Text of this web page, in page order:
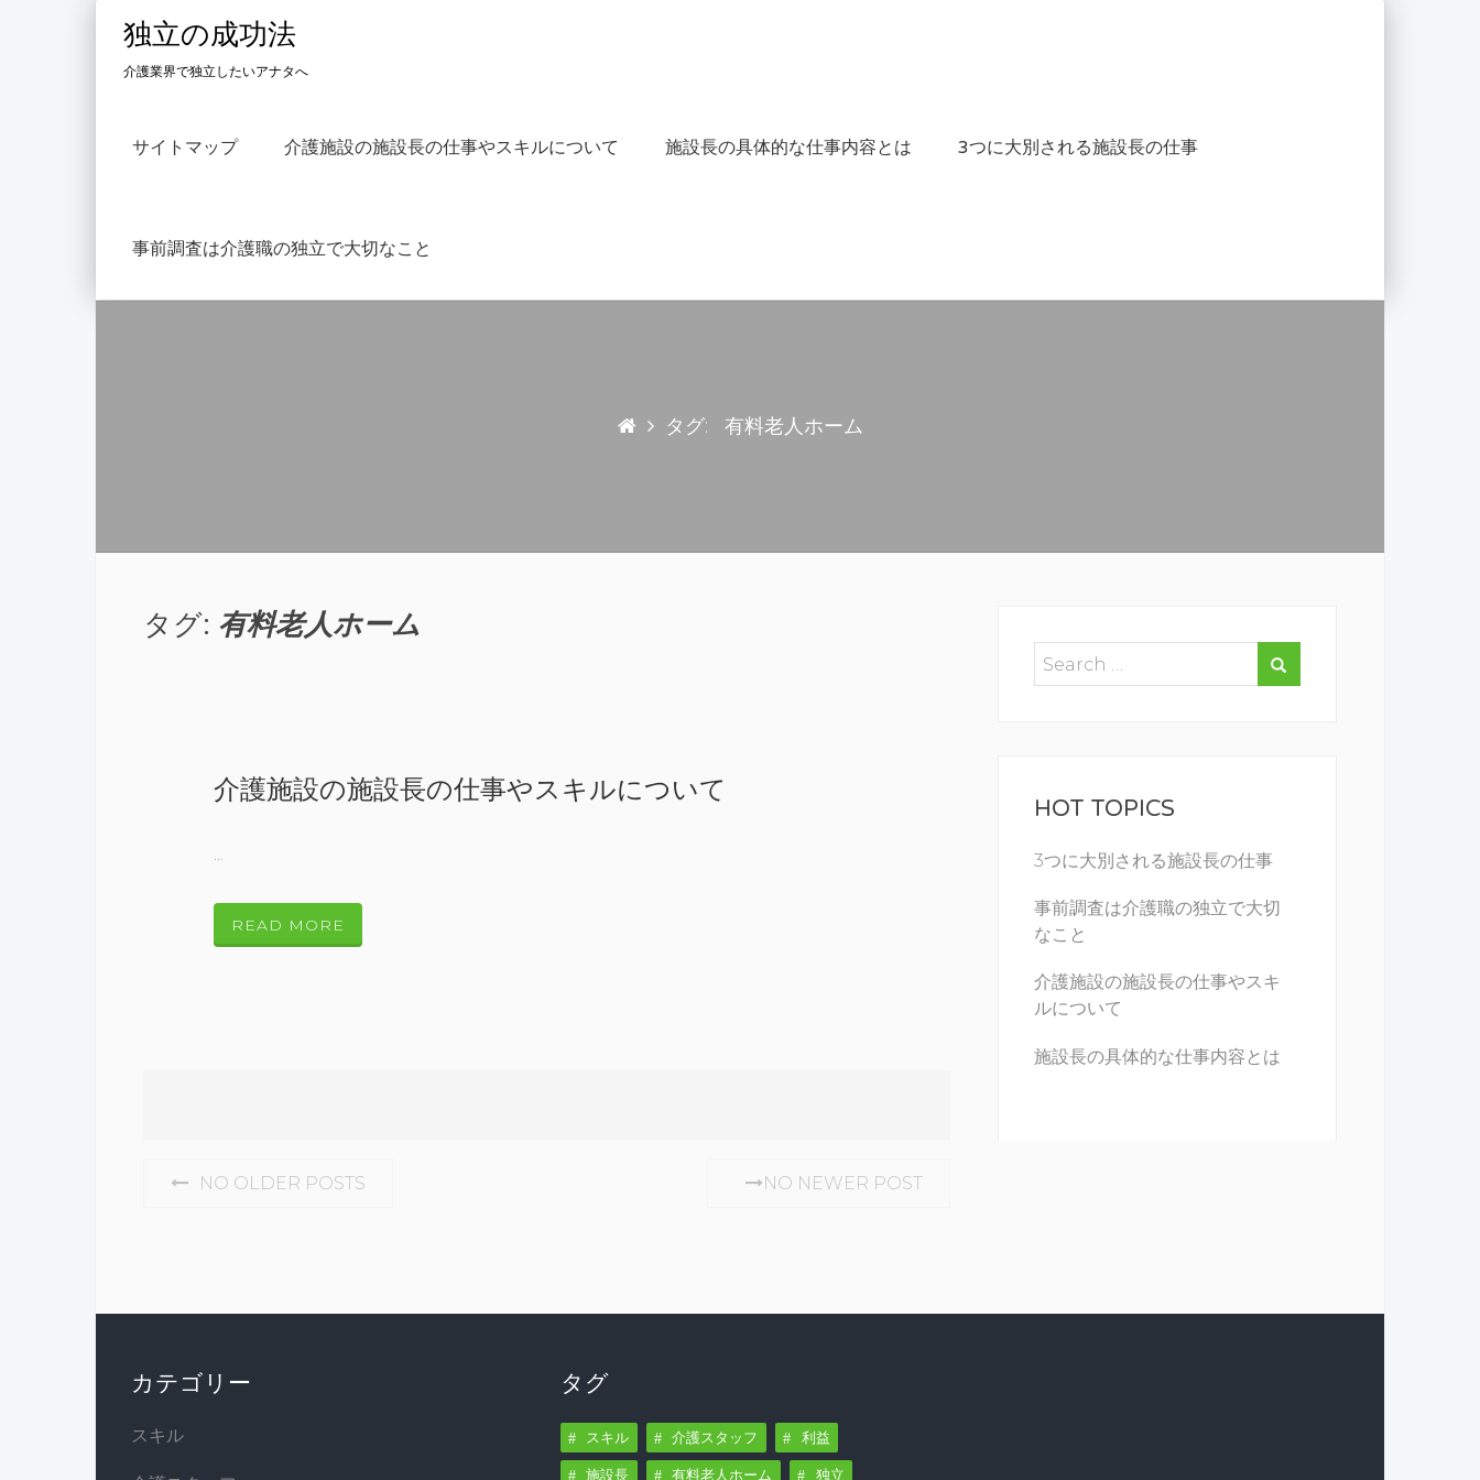
to
content
独立の成功法
介護業界で独立したいアナタへ
サイトマップ 介護施設の施設長の仕事やスキルについて 施設長の具体的な仕事内容とは 3つに大別される施設長の仕事
事前調査は介護職の独立で大切なこと
タグ: 有料老人ホーム
タグ: 有料老人ホーム
介護施設の施設長の仕事やスキルについて
...
READ MORE
POSTSNO OLDER POSTS NO NEWER POST
HOT TOPICS
3つに大別される施設長の仕事
事前調査は介護職の独立で大切
なこと
介護施設の施設長の仕事やスキ
ルについて
施設長の具体的な仕事内容とは
カテゴリー
スキル
タグ
スキル 介護スタッフ 利益
施設長 有料老人ホーム 独立